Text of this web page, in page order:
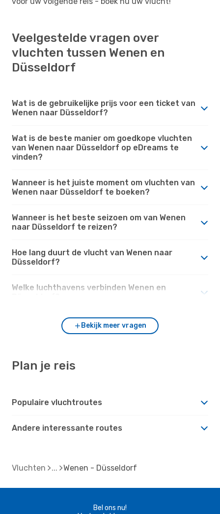
Veelgestelde vragen over
vluchten tussen Wenen en
Düsseldorf
Wat is de gebruikelijke prijs voor een ticket van
Wenen naar Düsseldorf?
Wat is de beste manier om goedkope vluchten
van Wenen naar Düsseldorf op eDreams te
vinden?
Wanneer is het juiste moment om vluchten van
Wenen naar Düsseldorf te boeken?
Wanneer is het beste seizoen om van Wenen
naar Düsseldorf te reizen?
Hoe lang duurt de vlucht van Wenen naar
Düsseldorf?
Welke luchthavens verbinden Wenen en
Bekijk meer vragen
Plan je reis
Populaire vluchtroutes
Andere interessante routes
Vluchten Wenen - Düsseldorf
Bel ons nu!